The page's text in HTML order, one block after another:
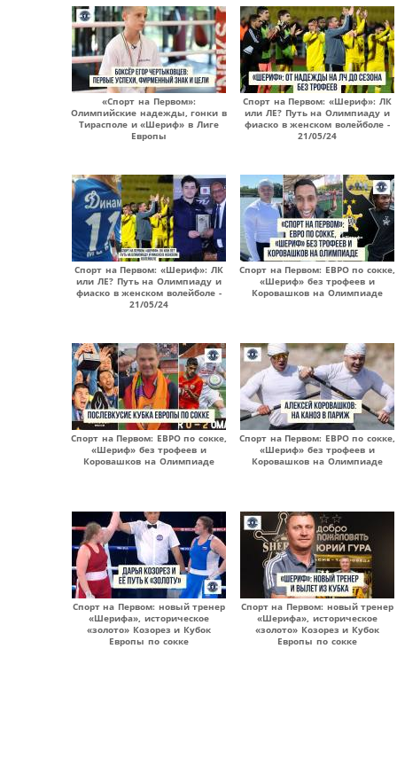
«Спорт на Первом»:
Олимпийские надежды, гонки в
Тирасполе и «Шериф» в Лиге
Европы
Спорт на Первом: «Шериф»: ЛК
или ЛЕ? Путь на Олимпиаду и
фиаско в женском волейболе -
21/05/24
Спорт на Первом: «Шериф»: ЛК
или ЛЕ? Путь на Олимпиаду и
фиаско в женском волейболе -
21/05/24
Спорт на Первом: ЕВРО по сокке,
«Шериф» без трофеев и
Коровашков на Олимпиаде
Спорт на Первом: ЕВРО по сокке,
«Шериф» без трофеев и
Коровашков на Олимпиаде
Спорт на Первом: ЕВРО по сокке,
«Шериф» без трофеев и
Коровашков на Олимпиаде
Спорт на Первом: новый тренер
«Шерифа», историческое
«золото» Козорез и Кубок
Европы по сокке
Спорт на Первом: новый тренер
«Шерифа», историческое
«золото» Козорез и Кубок
Европы по сокке